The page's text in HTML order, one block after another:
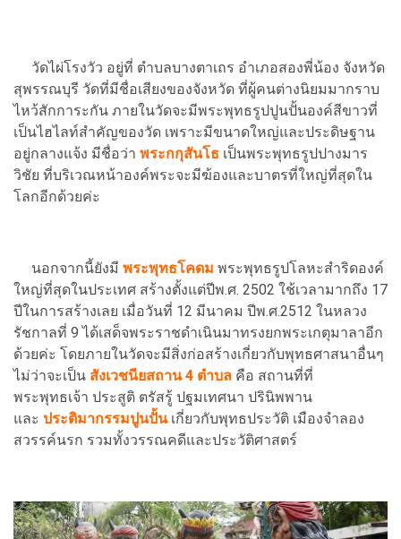
วัดไผ่โรงวัว อยู่ที่ ตำบลบางตาเถร อำเภอสองพี่น้อง จังหวัด
สุพรรณบุรี วัดที่มีชื่อเสียงของจังหวัด ที่ผู้คนต่างนิยมมากราบ
ไหว้สักการะกัน ภายในวัดจะมีพระพุทธรูปปูนปั้นองค์สีขาวที่
เป็นไฮไลท์สำคัญของวัด เพราะมีขนาดใหญ่และประดิษฐาน
อยู่กลางแจ้ง มีชื่อว่า พระกกุสันโธ เป็นพระพุทธรูปปางมาร
วิชัย ที่บริเวณหน้าองค์พระจะมีฆ้องและบาตรที่ใหญ่ที่สุดใน
โลกอีกด้วยค่ะ
นอกจากนี้ยังมี พระพุทธโคดม พระพุทธรูปโลหะสำริดองค์
ใหญ่ที่สุดในประเทศ สร้างตั้งแต่ปีพ.ศ. 2502 ใช้เวลามากถึง 17
ปีในการสร้างเลย เมื่อวันที่ 12 มีนาคม ปีพ.ศ.2512 ในหลวง
รัชกาลที่ 9 ได้เสด็จพระราชดำเนินมาทรงยกพระเกตุมาลาอีก
ด้วยค่ะ โดยภายในวัดจะมีสิ่งก่อสร้างเกี่ยวกับพุทธศาสนาอื่นๆ
ไม่ว่าจะเป็น สังเวชนียสถาน 4 ตำบล คือ สถานที่ที่
พระพุทธเจ้า ประสูติ ตรัสรู้ ปฐมเทศนา ปรินิพพาน
และ ประติมากรรมปูนปั้น เกี่ยวกับพุทธประวัติ เมืองจำลอง
สวรรค์นรก รวมทั้งวรรณคดีและประวัติศาสตร์